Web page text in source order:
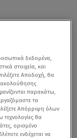
δεδομένα,
στοιχεία, και
Αποδοχή, θα
παρακάτω,
τα
Απόρριψη όλων
θα
ορισμένο
ενδέχεται να